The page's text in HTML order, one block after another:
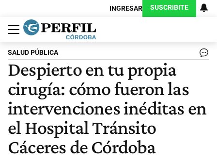
INGRESAR SUSCRIBITE
Política
Economía
Judiciales
Sociedad
Cultura
Espectáculos
Deportes
Protagonistas
SALUD PÚBLICA
Despierto en tu propia
cirugía: cómo fueron las
intervenciones inéditas en
el Hospital Tránsito
Cáceres de Córdoba